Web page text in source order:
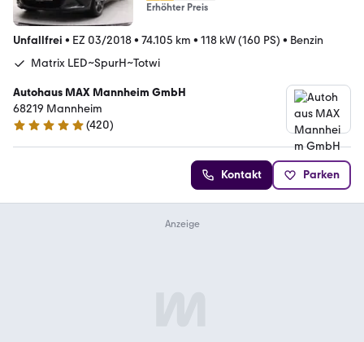
Erhöhter Preis
Unfallfrei • EZ 03/2018• 74.105 km • 118 kW (160 PS) • Benzin
Matrix LED~SpurH~Totwi
Autohaus MAX Mannheim GmbH
68219 Mannheim
4.9 Sterne
(420)
Kontakt Parken